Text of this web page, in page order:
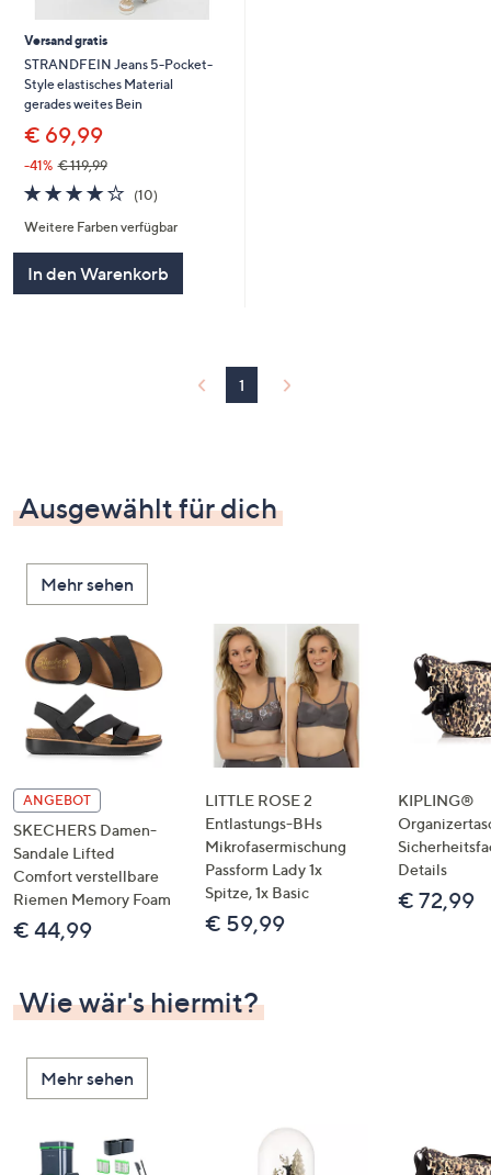
Versand gratis
STRANDFEIN Jeans 5-Pocket-
Style elastisches Material
gerades weites Bein
€ 69,99
-41% € 119,99
4.2
von
5
(10)10
Weitere Farben verfügbar
In den Warenkorb
1
Ausgewählt für dich
Mehr sehen
ANGEBOT
SKECHERS Damen-
Sandale Lifted
Comfort verstellbare
Riemen Memory Foam
€ 44,99
LITTLE ROSE 2
Entlastungs-BHs
Mikrofasermischung
Passform Lady 1x
Spitze, 1x Basic
€ 59,99
KIPLING®
Details
€ 72,99
Wie wär's hiermit?
Mehr sehen